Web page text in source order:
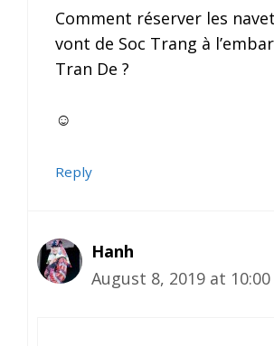
Comment réserver les
vont de Soc Trang à
Tran De ?
☺️
Reply
Hanh
August 8, 2019 at 10:00